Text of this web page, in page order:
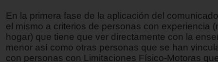
En la primera fase de la aplicación del
el mismo a criterios de personas con experiencia
hogar) que tiene que ver directamente con la
menor así como otras personas que se han
con personas con Limitaciones Físico-Motoras